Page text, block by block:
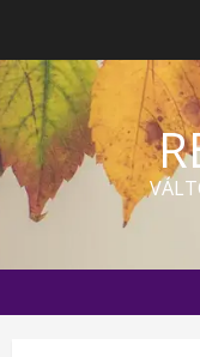
content